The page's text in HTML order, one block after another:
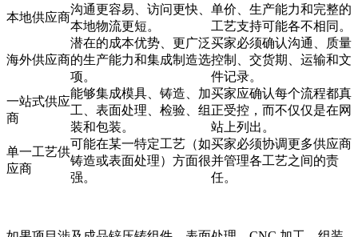
本地供应商
沟通更容易、访问更快、
本地物流更短。
单价、生产能力和完整的
工艺支持可能各不相同。
海外供应商
潜在的成本优势、更广泛
的生产能力和集成制造选
项。
买家必须确认沟通、质量
控制、交货期、运输和文
件记录。
一站式供应
商
能够集成模具、铸造、加
工、表面处理、检验、组
装和包装。
买家应确认每个流程都真
正受控，而不仅仅是在网
站上列出。
单一工艺供
应商
可能在某一特定工艺（如
铸造或表面处理）方面很
强。
买家必须协调更多供应商
并管理各工艺之间的责
任。